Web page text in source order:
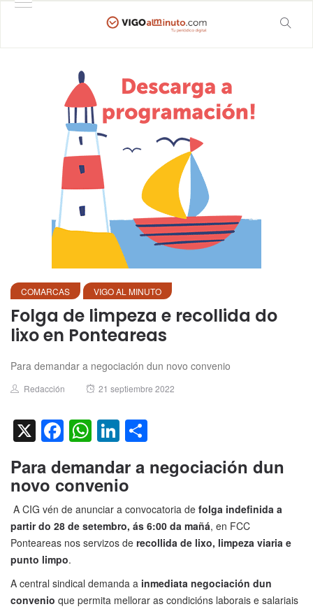
COMARCAS VIGO AL MINUTO
Folga de limpeza e recollida do
lixo en Ponteareas
Para demandar a negociación dun novo convenio
Author
Redacción
Posted
21 septiembre 2022
X Facebook
WhatsApp
LinkedIn
Para demandar a negociación dun
novo convenio
A CIG vén de anunciar a convocatoria de folga indefinida a
partir do 28 de setembro, ás 6:00 da mañá, en FCC
Ponteareas nos servizos de recollida de lixo, limpeza viaria e
punto limpo.
A central sindical demanda a inmediata negociación dun
convenio que permita mellorar as condicións laborais e salariais